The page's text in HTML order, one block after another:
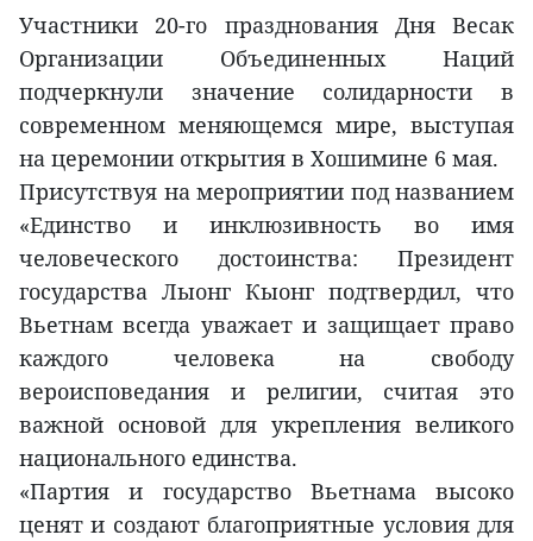
Участники 20-го празднования Дня Весак
Организации Объединенных Наций
подчеркнули значение солидарности в
современном меняющемся мире, выступая
на церемонии открытия в Хошимине 6 мая.
Присутствуя на мероприятии под названием
«Единство и инклюзивность во имя
человеческого достоинства: Президент
государства Лыонг Кыонг подтвердил, что
Вьетнам всегда уважает и защищает право
каждого человека на свободу
вероисповедания и религии, считая это
важной основой для укрепления великого
национального единства.
«Партия и государство Вьетнама высоко
ценят и создают благоприятные условия для